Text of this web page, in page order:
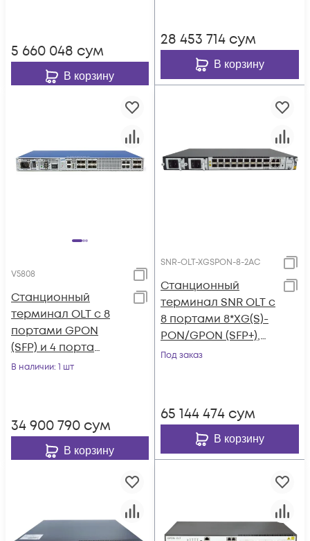
5 660 048 сум
В корзину
28 453 714 сум
В корзину
V5808
Станционный
терминал OLT с 8
портами GPON
(SFP) и 4 порта
10G/SFP+, 4 портами
В наличии: 1 шт
34 900 790 сум
В корзину
SNR-OLT-XGSPON-8-2AC
Станционный
терминал SNR OLT с
8 портами 8*XG(S)-
PON/GPON (SFP+),
8*10GE/GE SFP +
Под заказ
65 144 474 сум
В корзину